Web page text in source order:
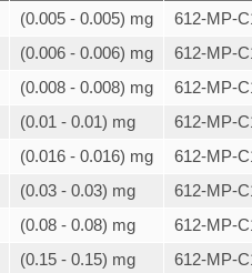
(0.005 - 0.005) mg
612-MP-
(0.006 - 0.006) mg
612-MP-
(0.008 - 0.008) mg
612-MP-
(0.01 - 0.01) mg
612-MP-
(0.016 - 0.016) mg
612-MP-
(0.03 - 0.03) mg
612-MP-
(0.08 - 0.08) mg
612-MP-
(0.15 - 0.15) mg
612-MP-